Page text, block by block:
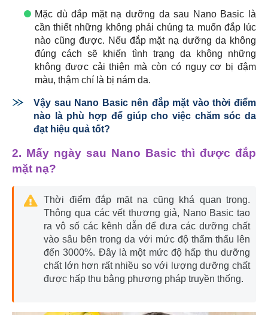
Mặc dù đắp mặt nạ dưỡng da sau Nano Basic là
cần thiết những không phải chúng ta muốn đắp lúc
nào cũng được. Nếu đắp mặt nạ dưỡng da không
đúng cách sẽ khiến tình trạng da không những
không được cải thiện mà còn có nguy cơ bị đậm
màu, thậm chí là bị nám da.
Vậy sau Nano Basic nên đắp mặt vào thời điểm
nào là phù hợp để giúp cho việc chăm sóc da
đạt hiệu quả tốt?
2. Mấy ngày sau Nano Basic thì được đắp
mặt nạ?
Thời điểm đắp mặt nạ cũng khá quan trọng.
Thông qua các vết thương giả, Nano Basic tạo
ra vô số các kênh dẫn để đưa các dưỡng chất
vào sâu bên trong da với mức độ thẩm thấu lên
đến 3000%. Đây là một mức độ hấp thu dưỡng
chất lớn hơn rất nhiều so với lượng dưỡng chất
được hấp thu bằng phương pháp truyền thống.